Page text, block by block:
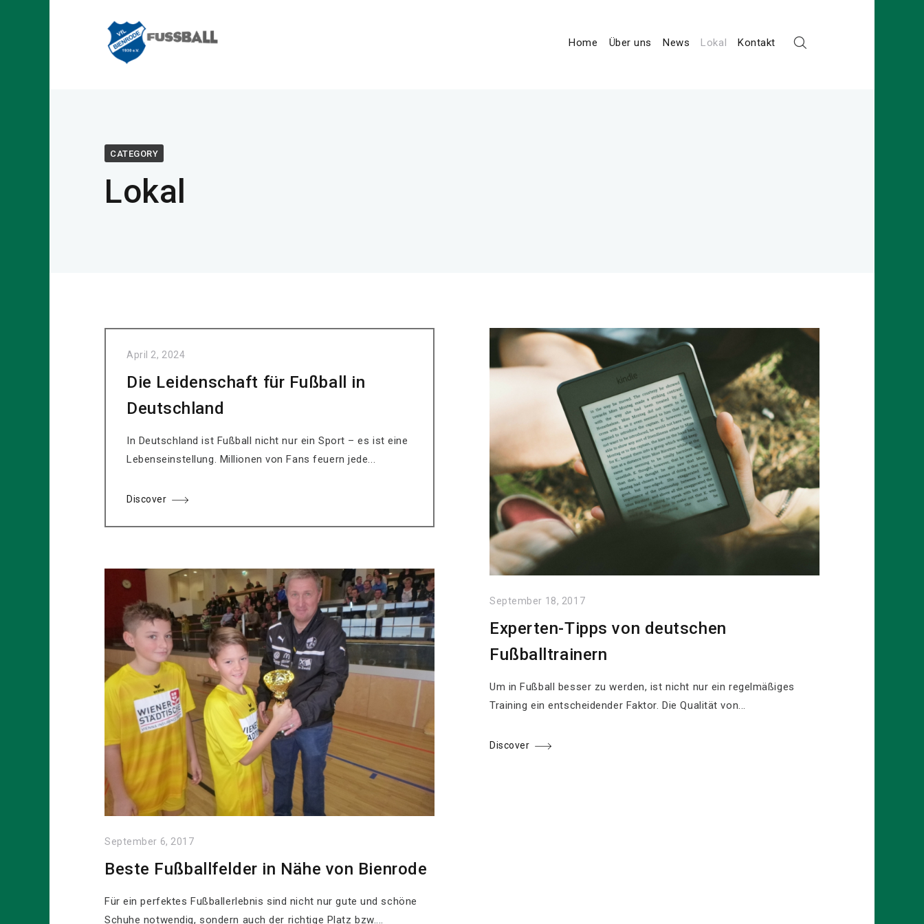
Home Über uns News Lokal Kontakt
Home
CATEGORY
Lokal
April 2, 2024
Die Leidenschaft für Fußball in
Deutschland
In Deutschland ist Fußball nicht nur ein Sport – es ist eine
Lebenseinstellung. Millionen von Fans feuern jede...
Discover
September 18, 2017
Experten-Tipps von deutschen
Fußballtrainern
Um in Fußball besser zu werden, ist nicht nur ein regelmäßiges
Training ein entscheidender Faktor. Die Qualität von...
Discover
September 6, 2017
Beste Fußballfelder in Nähe von Bienrode
Für ein perfektes Fußballerlebnis sind nicht nur gute und schöne
Schuhe notwendig, sondern auch der richtige Platz bzw....